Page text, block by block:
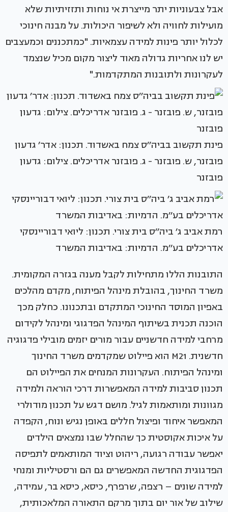
אבל צבעוניות יתר מייצרת אי נוחות ותזזיתיות שלא
מועילות לחוויה ולא לשיפור היכולות. על מבנה חינוכי
לכלול יותר פינות למידה עצמאיות. "כמתכננים וכמעצבים
יש לנו אחריות גדולה מאוד ליצור מקום מכיל שנצמד
לעקרונות ולתובנות המתקדמות."
פינת תקשוב בביה׳׳ס צמח באשדוד. תכנון: אדר׳ גדעון
פובזנר, ש. פובזנר - ג. פובזנר אדריכלים. צילום: גדעון
פובזנר
רמת אביב ג׳ ביה׳׳ס בית צורי. תכנון: ליואי דבוריינסקי
אדריכלים בע׳׳מ. הדמיות: באדיבות המשרד
התובנות הללו מתחילות לקבל מענה בגזרה המקומית.
משרד החינוך, בהובלת מינהל הפיתוח, מקדם מהלכים
באפיון המוסד החינוכי המתקדם ובתכנונו. כחלק מכך
הוכנה תכנית בשיתוף המינהל הפדגוגי ומינהל לקידום
מרחבי למידה חדשניים עבור מורים יזמים מובילי פדגוגיה
חדשנית. M21 הוא פיילוט שמקדמים משרד החינוך
ומינהל הפיתוח. העקרונות המנחים את הפיילוט הם
תכנון סביבות למידה המאפשרות דרכי הוראה ולמידה
מגוונות ומותאמות לגיל. מושם דגש על תכנון מודולרי
המאפשר איחוד ופיצול חללים באופן נגיש ונוח, הקפדה
על איכות אקוסטית כך שהחלל שבו נמצאים הילדים
יאפשר עבודה רגועה, ריהוט וציוד המותאמים לתפיסה
הפדגוגית החדשה המאפשרים גם הם ורסטיליות ומנחי
למידה שונים – רצפה, שרפרף, כיסא, כיסא בר, עמידה,
שילוב של אור יום בתוך מרקם התאורה המלאכותית,